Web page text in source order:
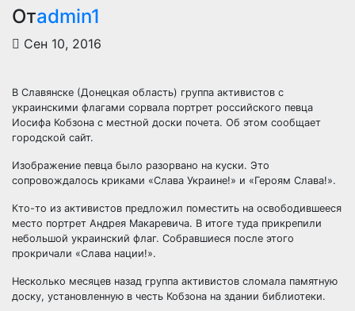
Отadmin1
Сен 10, 2016
В Славянске (Донецкая область) группа активистов с
украинскими флагами сорвала портрет российского певца
Иосифа Кобзона с местной доски почета. Об этом сообщает
городской сайт.
Изображение певца было разорвано на куски. Это
сопровождалось криками «Слава Украине!» и «Героям Слава!».
Кто-то из активистов предложил поместить на освободившееся
место портрет Андрея Макаревича. В итоге туда прикрепили
небольшой украинский флаг. Собравшиеся после этого
прокричали «Слава нации!».
Несколько месяцев назад группа активистов сломала памятную
доску, установленную в честь Кобзона на здании библиотеки.